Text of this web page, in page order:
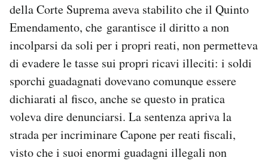
della Corte Suprema aveva stabilito che il Quinto
Emendamento, che garantisce il diritto a non
incolparsi da soli per i propri reati, non permetteva
di evadere le tasse sui propri ricavi illeciti: i soldi
sporchi guadagnati dovevano comunque essere
dichiarati al fisco, anche se questo in pratica
voleva dire denunciarsi. La sentenza apriva la
strada per incriminare Capone per reati fiscali,
visto che i suoi enormi guadagni illegali non